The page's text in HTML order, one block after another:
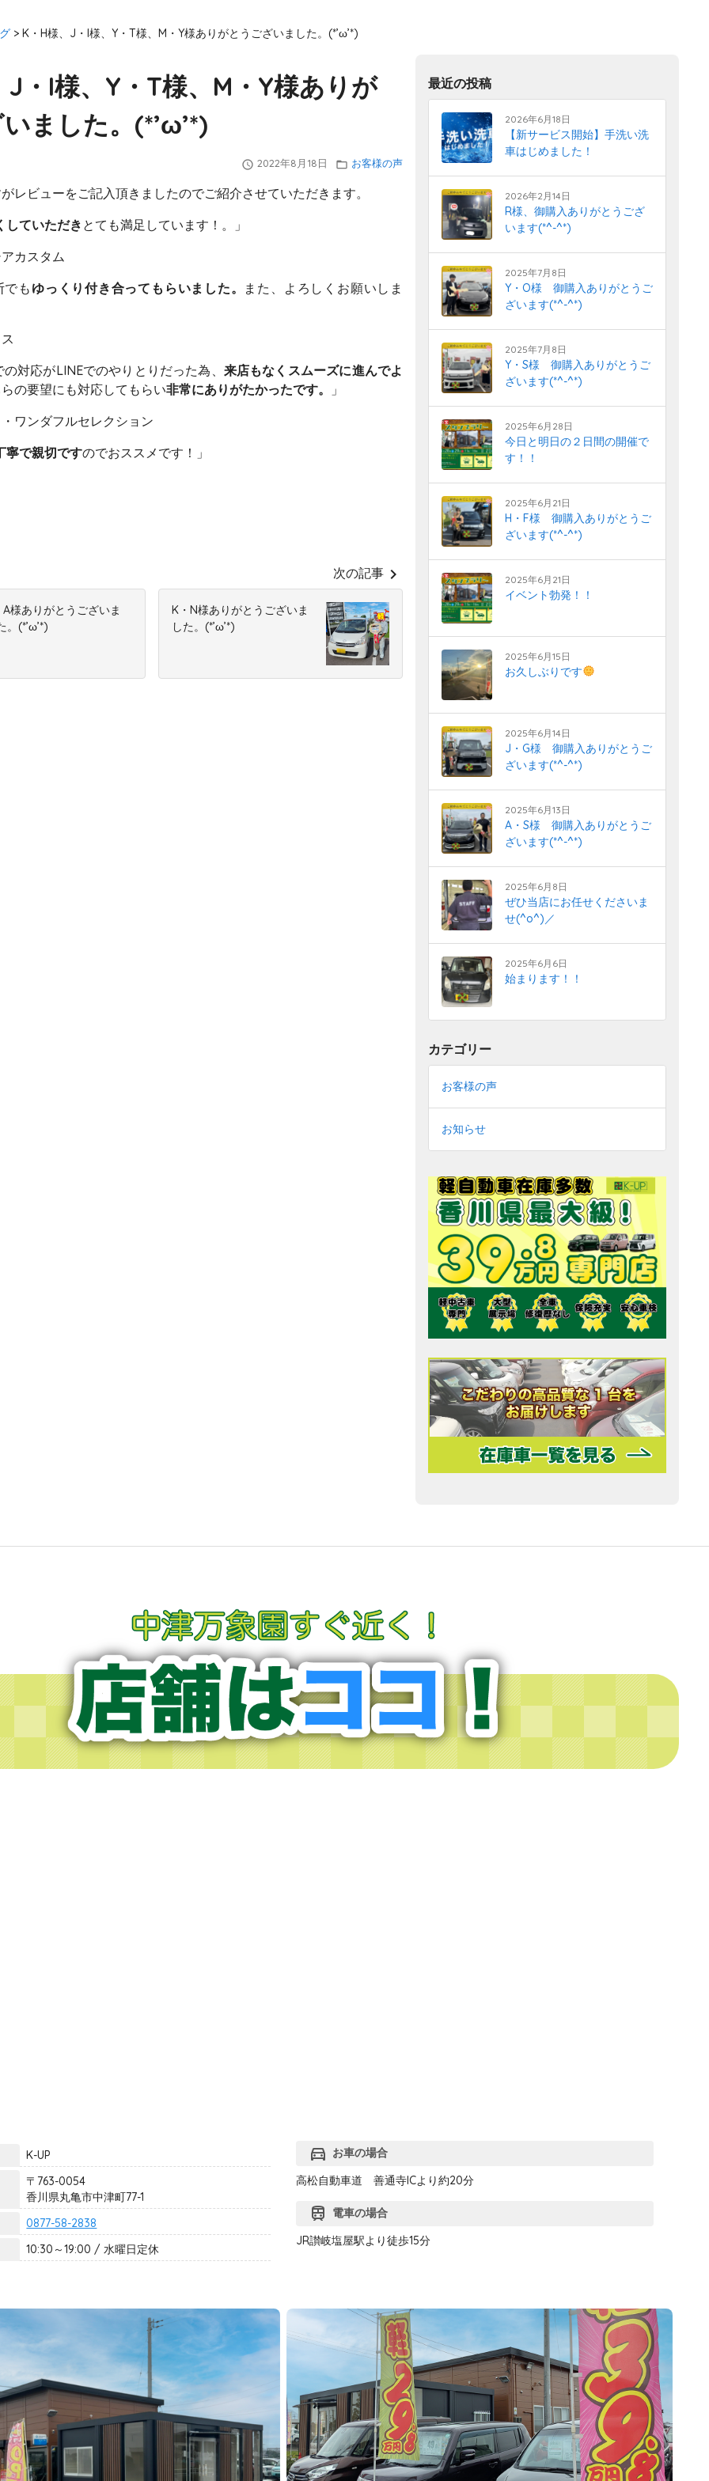
>K・H様、J・I様、Y・T様、M・Y様ありがとうございました。(*’ω’*)
J・I様、Y・T様、M・Y様ありが
ました。(*’ω’*)
query_builder 2022年8月18日 folder_open お客様の声
レビューをご記入頂きましたのでご紹介させていただきます。
していただきとても満足しています！。」
カスタム
でも ゆっくり付き合ってもらいました。
また、よろしくお願いしま
対応がLINEでのやりとりだった為、 来店もなくスムーズに進んでよ
の要望にも対応してもらい非常にありがたかったです。
」
ワンダフルセレクション
寧で親切ですのでおススメです！」
A様ありがとうございま
。(*’ω’*)
次の記事 chevron_right
K・N様ありがとうございま
した。(*’ω’*)
最近の投稿
2026年6月18日
【新サービス開始】手洗い洗
車はじめました！
2026年2月14日
R様、御購入ありがとうござ
います(*^-^*)
2025年7月8日
Y・O様 御購入ありがとうご
ざいます(*^-^*)
2025年7月8日
Y・S様 御購入ありがとうご
ざいます(*^-^*)
2025年6月28日
今日と明日の２日間の開催で
す！！
2025年6月21日
H・F様 御購入ありがとうご
ざいます(*^-^*)
2025年6月21日
イベント勃発！！
2025年6月15日
お久しぶりです
2025年6月14日
J・G様 御購入ありがとうご
ざいます(*^-^*)
2025年6月13日
A・S様 御購入ありがとうご
ざいます(*^-^*)
2025年6月8日
ぜひ当店にお任せくださいま
せ(^o^)／
2025年6月6日
始まります！！
カテゴリー
お客様の声
お知らせ
K-UP
〒763-0054
香川県丸亀市中津町77-1
0877-58-2838
10:30～19:00 / 水曜日定休
directions_car お車の場合
高松自動車道 善通寺ICより約20分
train
電車の場合
JR讃岐塩屋駅より徒歩15分